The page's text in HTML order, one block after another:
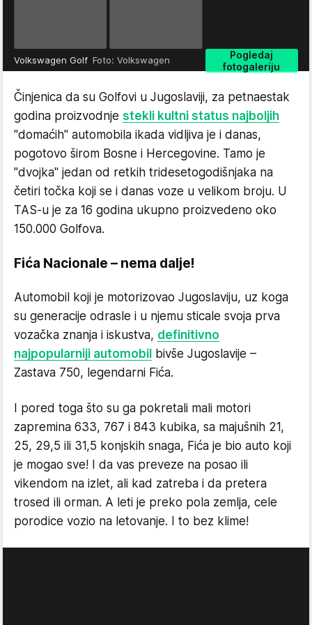
Pogledaj
fotogaleriju
Volkswagen Golf Foto: Volkswagen
Činjenica da su Golfovi u Jugoslaviji, za petnaestak
godina proizvodnje stekli kultni status najboljih
"domaćih" automobila ikada vidljiva je i danas,
pogotovo širom Bosne i Hercegovine. Tamo je
"dvojka" jedan od retkih tridesetogodišnjaka na
četiri točka koji se i danas voze u velikom broju. U
TAS-u je za 16 godina ukupno proizvedeno oko
150.000 Golfova.
Fića Nacionale – nema dalje!
Automobil koji je motorizovao Jugoslaviju, uz koga
su generacije odrasle i u njemu sticale svoja prva
vozačka znanja i iskustva, definitivno
najpopularniji automobil bivše Jugoslavije –
Zastava 750, legendarni Fića.
I pored toga što su ga pokretali mali motori
zapremina 633, 767 i 843 kubika, sa majušnih 21,
25, 29,5 ili 31,5 konjskih snaga, Fića je bio auto koji
je mogao sve! I da vas preveze na posao ili
vikendom na izlet, ali kad zatreba i da pretera
trosed ili orman. A leti je preko pola zemlja, cele
porodice vozio na letovanje. I to bez klime!